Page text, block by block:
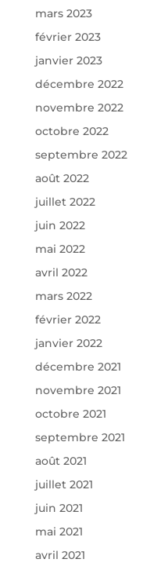
mars 2023
février 2023
janvier 2023
décembre 2022
novembre 2022
octobre 2022
septembre 2022
août 2022
juillet 2022
juin 2022
mai 2022
avril 2022
mars 2022
février 2022
janvier 2022
décembre 2021
novembre 2021
octobre 2021
septembre 2021
août 2021
juillet 2021
juin 2021
mai 2021
avril 2021